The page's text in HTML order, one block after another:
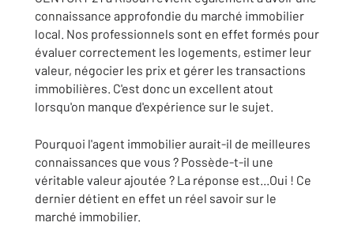
connaissance approfondie du marché immobilier
local. Nos professionnels sont en effet formés pour
évaluer correctement les logements, estimer leur
valeur, négocier les prix et gérer les transactions
immobilières. C'est donc un excellent atout
lorsqu'on manque d'expérience sur le sujet.
Pourquoi l'agent immobilier aurait-il de meilleures
connaissances que vous ? Possède-t-il une
véritable valeur ajoutée ? La réponse est...Oui ! Ce
dernier détient en effet un réel savoir sur le
marché immobilier.